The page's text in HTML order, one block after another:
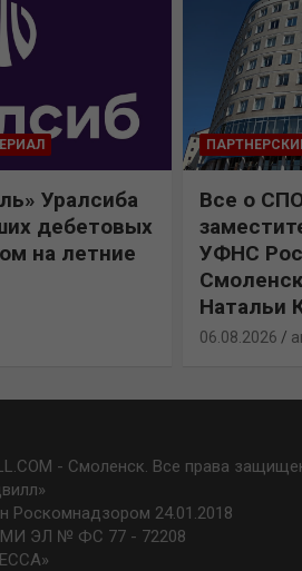
Уралсиба
дебетовых
на летние
Все о
УФНС
Натальи
06.08.2026
- Смоленск. Все права
Роскомнадзором 24.01.2018
ЭЛ № ФС 77 - 72208